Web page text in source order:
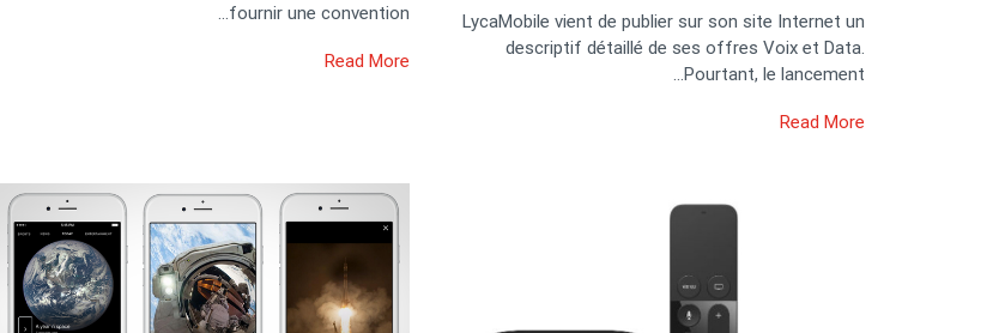
LycaMobile vient de publier sur son site Internet un
descriptif détaillé de ses offres Voix et Data.
Pourtant, le lancement…
Read More
fournir une convention…
Read More